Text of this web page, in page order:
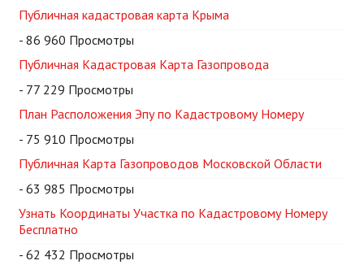
Публичная кадастровая карта Крыма
- 86 960 Просмотры
Публичная Кадастровая Карта Газопровода
- 77 229 Просмотры
План Расположения Эпу по Кадастровому Номеру
- 75 910 Просмотры
Публичная Карта Газопроводов Московской Области
- 63 985 Просмотры
Узнать Координаты Участка по Кадастровому Номеру
Бесплатно
- 62 432 Просмотры